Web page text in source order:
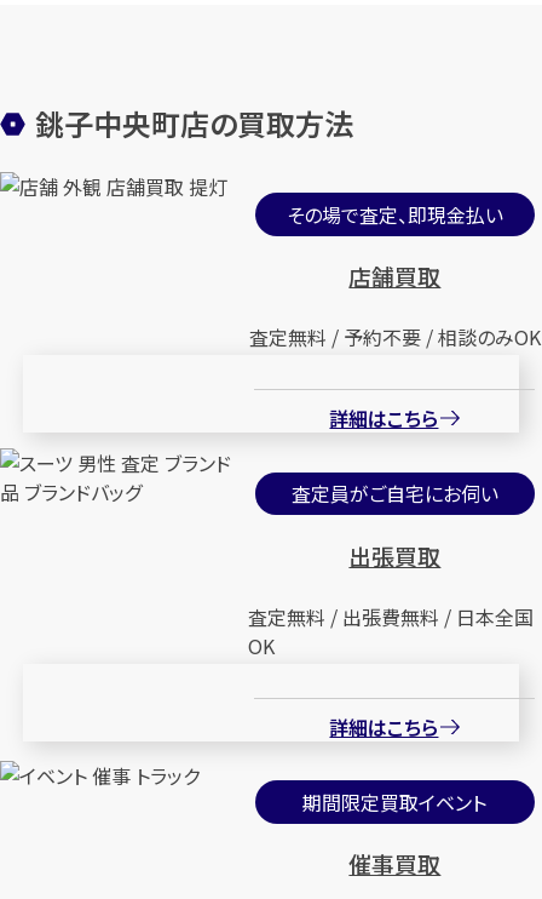
銚子中央町店の買取方法
その場で査定、即現金払い
店舗買取
査定無料 / 予約不要 / 相談のみOK
詳細はこちら
査定員がご自宅にお伺い
出張買取
査定無料 / 出張費無料 / 日本全国
OK
詳細はこちら
期間限定買取イベント
催事買取